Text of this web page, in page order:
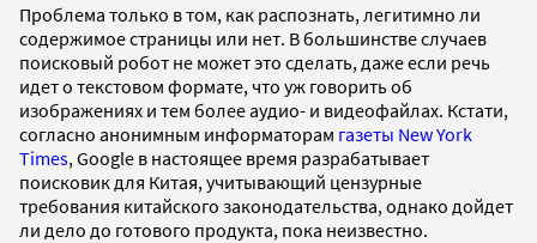
Проблема только в том, как распознать, легитимно ли
содержимое страницы или нет. В большинстве случаев
поисковый робот не может это сделать, даже если речь
идет о текстовом формате, что уж говорить об
изображениях и тем более аудио- и видеофайлах. Кстати,
согласно анонимным информаторам газеты New York
Times, Google в настоящее время разрабатывает
поисковик для Китая, учитывающий цензурные
требования китайского законодательства, однако дойдет
ли дело до готового продукта, пока неизвестно.